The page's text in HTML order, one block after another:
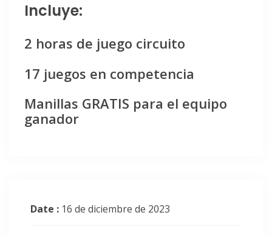
Incluye:
2 horas de juego circuito
17 juegos en competencia
Manillas GRATIS para el equipo
ganador
Date : 16 de diciembre de 2023